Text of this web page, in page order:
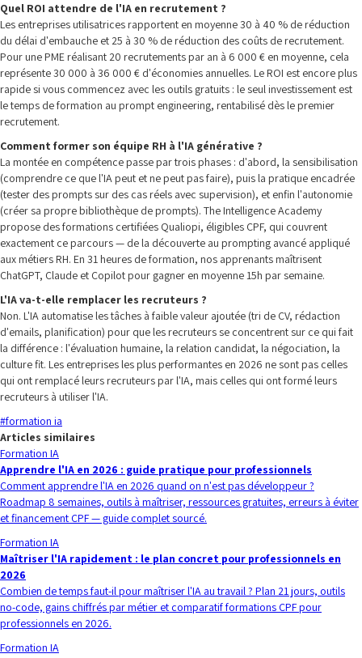
Quel ROI attendre de l'IA en recrutement ?
Les entreprises utilisatrices rapportent en moyenne 30 à 40 % de réduction
du délai d'embauche et 25 à 30 % de réduction des coûts de recrutement.
Pour une PME réalisant 20 recrutements par an à 6 000 € en moyenne, cela
représente 30 000 à 36 000 € d'économies annuelles. Le ROI est encore plus
rapide si vous commencez avec les outils gratuits : le seul investissement est
le temps de formation au prompt engineering, rentabilisé dès le premier
recrutement.
Comment former son équipe RH à l'IA générative ?
La montée en compétence passe par trois phases : d'abord, la sensibilisation
(comprendre ce que l'IA peut et ne peut pas faire), puis la pratique encadrée
(tester des prompts sur des cas réels avec supervision), et enfin l'autonomie
(créer sa propre bibliothèque de prompts). The Intelligence Academy
propose des formations certifiées Qualiopi, éligibles CPF, qui couvrent
exactement ce parcours — de la découverte au prompting avancé appliqué
aux métiers RH. En 31 heures de formation, nos apprenants maîtrisent
ChatGPT, Claude et Copilot pour gagner en moyenne 15h par semaine.
L'IA va-t-elle remplacer les recruteurs ?
Non. L'IA automatise les tâches à faible valeur ajoutée (tri de CV, rédaction
d'emails, planification) pour que les recruteurs se concentrent sur ce qui fait
la différence : l'évaluation humaine, la relation candidat, la négociation, la
culture fit. Les entreprises les plus performantes en 2026 ne sont pas celles
qui ont remplacé leurs recruteurs par l'IA, mais celles qui ont formé leurs
recruteurs à utiliser l'IA.
#formation ia
Articles similaires
Formation IA
Apprendre l'IA en 2026 : guide pratique pour professionnels
Comment apprendre l'IA en 2026 quand on n'est pas développeur ?
Roadmap 8 semaines, outils à maîtriser, ressources gratuites, erreurs à éviter
et financement CPF — guide complet sourcé.
Formation IA
Maîtriser l'IA rapidement : le plan concret pour professionnels en
2026
Combien de temps faut-il pour maîtriser l'IA au travail ? Plan 21 jours, outils
no-code, gains chiffrés par métier et comparatif formations CPF pour
professionnels en 2026.
Formation IA